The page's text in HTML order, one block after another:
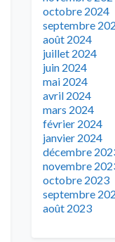
octobre 2024
septembre
août 2024
juillet 2024
juin 2024
mai 2024
avril 2024
mars 2024
février 2024
janvier 2024
décembre
novembre
octobre 2023
septembre
août 2023